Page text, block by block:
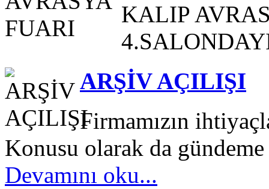
KALIP
ARŞİV AÇILIŞI
Firmamızın
Konusu olarak da
Devamını oku...